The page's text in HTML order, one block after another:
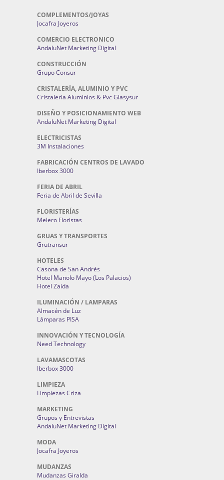
COMPLEMENTOS/JOYAS
Jocafra Joyeros
COMERCIO ELECTRONICO
AndaluNet Marketing Digital
CONSTRUCCIÓN
Grupo Consur
CRISTALERÍA, ALUMINIO Y PVC
Cristaleria Aluminios & Pvc Glasysur
DISEÑO Y POSICIONAMIENTO WEB
AndaluNet Marketing Digital
ELECTRICISTAS
3M Instalaciones
FABRICACIÓN CENTROS DE LAVADO
Iberbox 3000
FERIA DE ABRIL
Feria de Abril de Sevilla
FLORISTERÍAS
Melero Floristas
GRUAS Y TRANSPORTES
Grutransur
HOTELES
Casona de San Andrés
Hotel Manolo Mayo (Los Palacios)
Hotel Zaida
ILUMINACIÓN / LAMPARAS
Almacén de Luz
Lámparas PISA
INNOVACIÓN Y TECNOLOGÍA
Need Technology
LAVAMASCOTAS
Iberbox 3000
LIMPIEZA
Limpiezas Criza
MARKETING
Grupos y Entrevistas
AndaluNet Marketing Digital
MODA
Jocafra Joyeros
MUDANZAS
Mudanzas Giralda